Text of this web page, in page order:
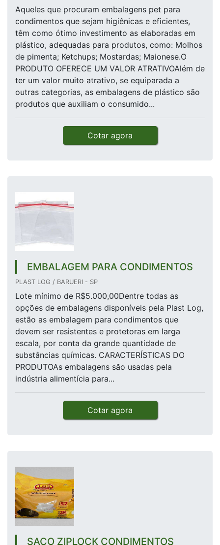
Aqueles que procuram embalagens pet para
condimentos que sejam higiênicas e eficientes,
têm como ótimo investimento as elaboradas em
plástico, adequadas para produtos, como: Molhos
de pimenta; Ketchups; Mostardas; Maionese.O
PRODUTO OFERECE UM VALOR ATRATIVOAlém de
ter um valor muito atrativo, se equiparada a
outras categorias, as embalagens de plástico são
produtos que auxiliam o consumido...
Cotar agora
EMBALAGEM PARA CONDIMENTOS
PLAST LOG / BARUERI - SP
Lote mínimo de R$5.000,00Dentre todas as
opções de embalagens disponíveis pela Plast Log,
estão as embalagem para condimentos que
devem ser resistentes e protetoras em larga
escala, por conta da grande quantidade de
substâncias químicas. CARACTERÍSTICAS DO
PRODUTOAs embalagens são usadas pela
indústria alimentícia para...
Cotar agora
SACO ZIPLOCK CONDIMENTOS